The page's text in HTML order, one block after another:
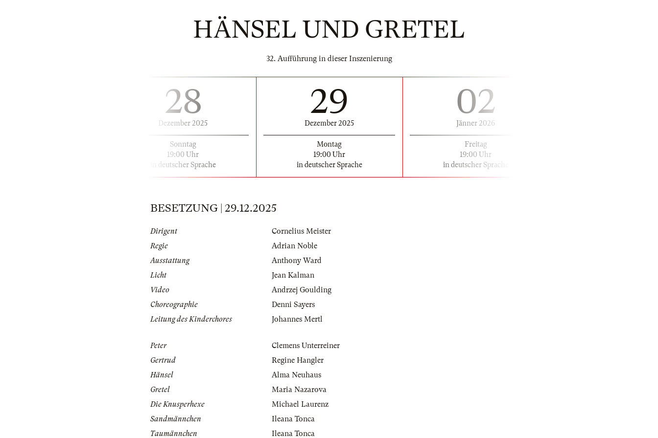
HÄNSEL UND GRETEL
32. Aufführung in dieser Inszenierung
28
Dezember 2025
Sonntag
19:00 Uhr
in deutscher Sprache
29
Dezember 2025
Montag
19:00 Uhr
in deutscher Sprache
02
Jänner 2026
Freitag
19:00 Uhr
in deutscher Sprache
BESETZUNG | 29.12.2025
Dirigent
Cornelius Meister
Regie
Adrian Noble
Ausstattung
Anthony Ward
Licht
Jean Kalman
Video
Andrzej Goulding
Choreographie
Denni Sayers
Leitung des Kinderchores
Johannes Mertl
Peter
Clemens Unterreiner
Gertrud
Regine Hangler
Hänsel
Alma Neuhaus
Gretel
Maria Nazarova
Die Knusperhexe
Michael Laurenz
Sandmännchen
Ileana Tonca
Taumännchen
Ileana Tonca